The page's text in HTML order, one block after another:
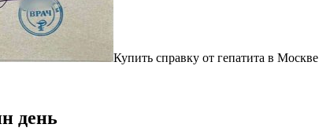
Купить справку от гепатита в Москве
день